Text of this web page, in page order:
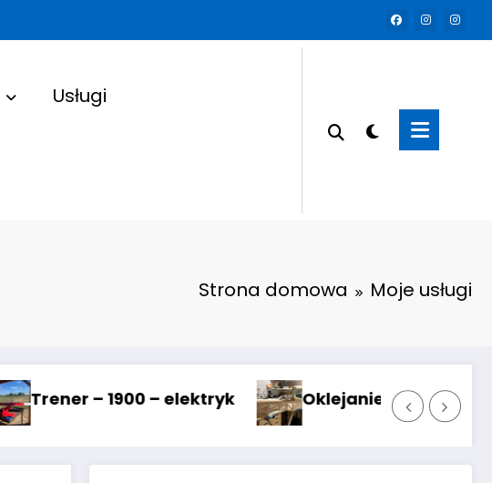
Usługi
Strona domowa Moje usługi
Oklejanie Koveralem – mini tutorial